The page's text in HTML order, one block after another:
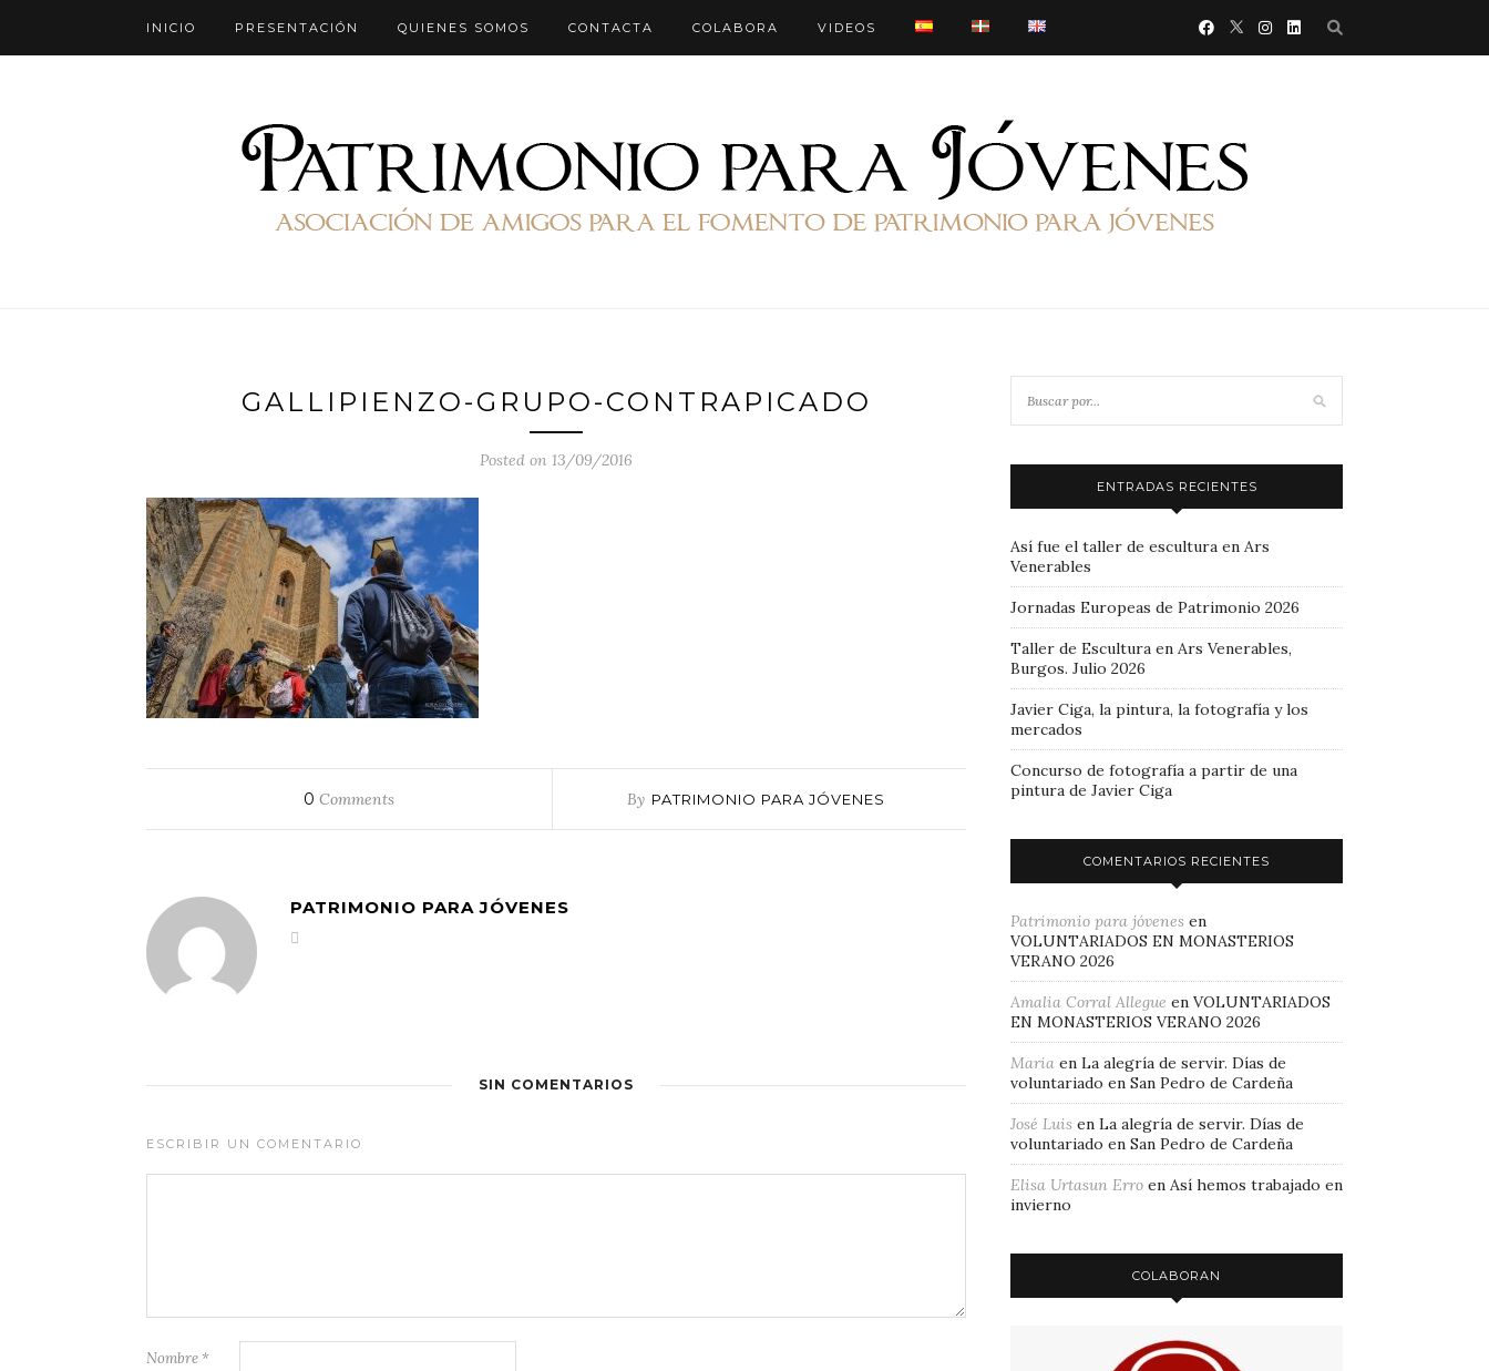
INICIO PRESENTACIÓN QUIENES SOMOS CONTACTA COLABORA VIDEOS
GALLIPIENZO-GRUPO-CONTRAPICADO
Posted on 13/09/2016
0 Comments By PATRIMONIO PARA JÓVENES
PATRIMONIO PARA JÓVENES
SIN COMENTARIOS
ESCRIBIR UN COMENTARIO
Nombre *
ENTRADAS RECIENTES
Así fue el taller de escultura en Ars
Venerables
Jornadas Europeas de Patrimonio 2026
Taller de Escultura en Ars Venerables,
Burgos. Julio 2026
Javier Ciga, la pintura, la fotografía y los
mercados
Concurso de fotografía a partir de una
pintura de Javier Ciga
COMENTARIOS RECIENTES
Patrimonio para jóvenes en
VOLUNTARIADOS EN MONASTERIOS
VERANO 2026
Amalia Corral Allegue en VOLUNTARIADOS
EN MONASTERIOS VERANO 2026
Maria en La alegría de servir. Días de
voluntariado en San Pedro de Cardeña
José Luis en La alegría de servir. Días de
voluntariado en San Pedro de Cardeña
Elisa Urtasun Erro en Así hemos trabajado en
invierno
COLABORAN